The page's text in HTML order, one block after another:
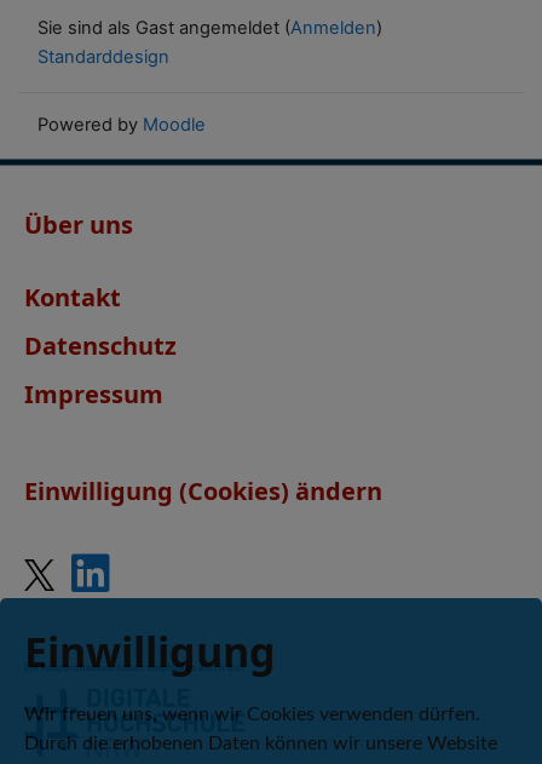
Sie sind als Gast angemeldet (Anmelden)
Standarddesign
Powered by Moodle
Über uns
Kontakt
Datenschutz
Impressum
Einwilligung (Cookies) ändern
Einwilligung
Wir freuen uns, wenn wir Cookies verwenden dürfen.
Durch die erhobenen Daten können wir unsere Website